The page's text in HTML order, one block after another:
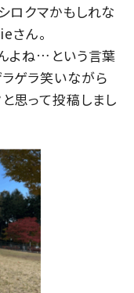
ロクマかもしれな
さん。
よね…という言葉
ゲラ笑いながら
思って投稿しまし